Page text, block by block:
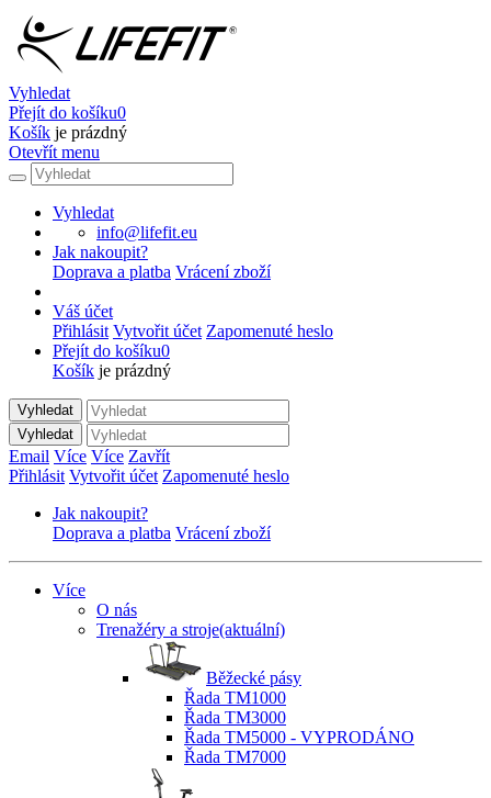
Vyhledat
Přejít do košíku0
Košík je prázdný
Otevřít menu
Vyhledat
info@lifefit.eu
Jak nakoupit?
Doprava a platba Vrácení zboží
Váš účet
Přihlásit Vytvořit účet Zapomenuté heslo
Přejít do košíku0
Košík je prázdný
Vyhledat
Vyhledat
Email Více Více Zavřít
Přihlásit Vytvořit účet Zapomenuté heslo
Jak nakoupit?
Doprava a platba Vrácení zboží
Více
O nás
Trenažéry a stroje(aktuální)
Běžecké pásy
Řada TM1000
Řada TM3000
Řada TM5000 - VYPRODÁNO
Řada TM7000